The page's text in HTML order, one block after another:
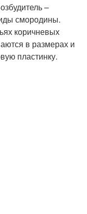
–
смородины.
коричневых
в размерах и
пластинку.